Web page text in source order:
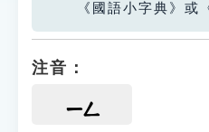
《國語小字典》或
注音：
ㄧㄥ